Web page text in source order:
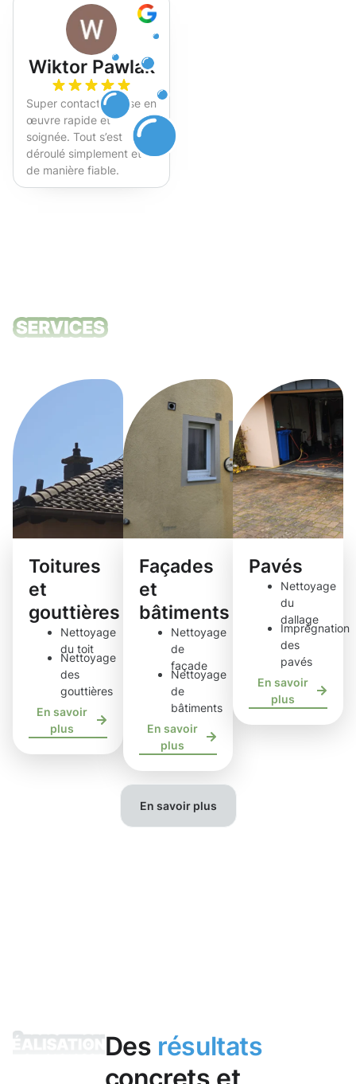
Wiktor Pawlak
Super contact et mise en
œuvre rapide et
soignée. Tout s’est
déroulé simplement et
de manière fiable.
Fortement recommandé !
Toitures
et
gouttières
Nettoyage
du toit
Nettoyage
des
gouttières
En savoir
plus
Façades
et
bâtiments
Nettoyage
de
façade
Nettoyage
de
bâtiments
En savoir
plus
Pavés
Nettoyage
du
dallage
Imprégnation
des
pavés
En savoir
plus
En savoir plus
Des résultats